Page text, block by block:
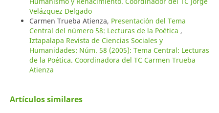
Velázquez Delgado
Carmen Trueba Atienza, Presentación del Tema
Central del número 58: Lecturas de la Poética ,
Iztapalapa Revista de Ciencias Sociales y
Humanidades: Núm. 58 (2005): Tema Central: Lecturas
de la Poética. Coordinadora del TC Carmen Trueba
Atienza
Artículos similares